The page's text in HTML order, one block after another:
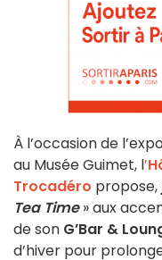
À l’occasion de
au Musée Guimet, l’
Trocadéro propose,
Tea Time» aux
de son G’Bar &
d’hiver pour